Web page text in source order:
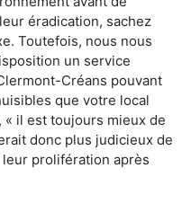
éradication, sachez
Toutefois, nous nous
un service
Créans pouvant
que votre local
« il est toujours mieux de
donc plus judicieux de
prolifération après